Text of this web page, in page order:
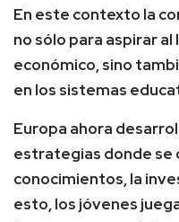
En este contexto la
no sólo para aspirar
económico, sino
en los sistemas
Europa ahora
estrategias donde se
conocimientos, la
esto, los jóvenes